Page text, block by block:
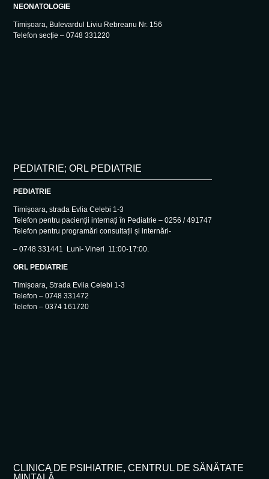
NEONATOLOGIE
Timișoara, Bulevardul Liviu Rebreanu Nr. 156
Telefon secție – 0748 331220
PEDIATRIE; ORL PEDIATRIE
PEDIATRIE
Timișoara, strada Evlia Celebi 1-3
Telefon pentru pacienții internați în Pediatrie – 0256 / 491747
Telefon pentru programări consultații și internări-
– 0748 331441 Luni- Vineri 11:00-17:00.
ORL PEDIATRIE
Timișoara, Strada Evlia Celebi 1-3
Telefon – 0748 331472
Telefon – 0374 161720
CLINICA DE PSIHIATRIE, CENTRUL DE SĂNĂTATE